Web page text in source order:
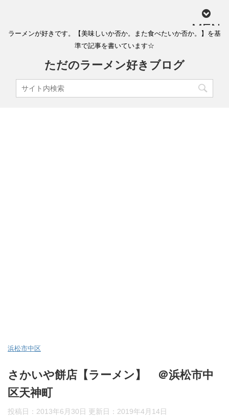
MEN
ラーメンが好きです。【美味しいか否か。また食べたいか否か。】を基
準で記事を書いています☆
ただのラーメン好きブログ
浜松市中区
さかいや餅店【ラーメン】 ＠浜松市中
区天神町
投稿日：2013年6月30日 更新日： 2019年4月14日